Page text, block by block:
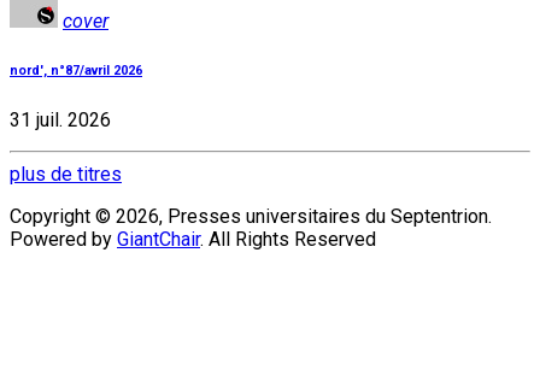
cover
nord', n°87/avril 2026
31 juil. 2026
plus de titres
Copyright © 2026, Presses universitaires du Septentrion.
Powered by GiantChair. All Rights Reserved